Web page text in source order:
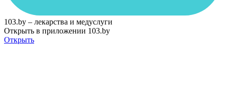
103.by – лекарства и медуслуги
Открыть в приложении 103.by
Открыть